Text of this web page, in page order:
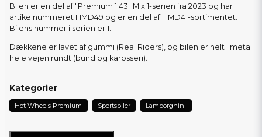
Bilen er en del af "Premium 1:43" Mix 1-serien fra 2023 og har
artikelnummeret HMD49 og er en del af HMD41-sortimentet.
Bilens nummer i serien er 1.
Dækkene er lavet af gummi (Real Riders), og bilen er helt i metal
hele vejen rundt (bund og karosseri).
Kategorier
Hot Wheels Premium Sportsbiler Lamborghini